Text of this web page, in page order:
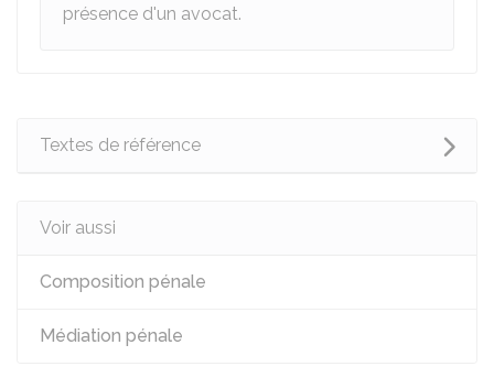
présence d'un avocat.
Textes de référence
Voir aussi
Composition pénale
Médiation pénale